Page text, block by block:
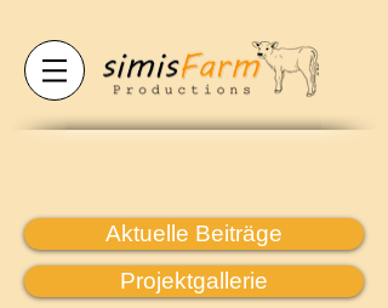
Aktuelle Beiträge
Projektgallerie